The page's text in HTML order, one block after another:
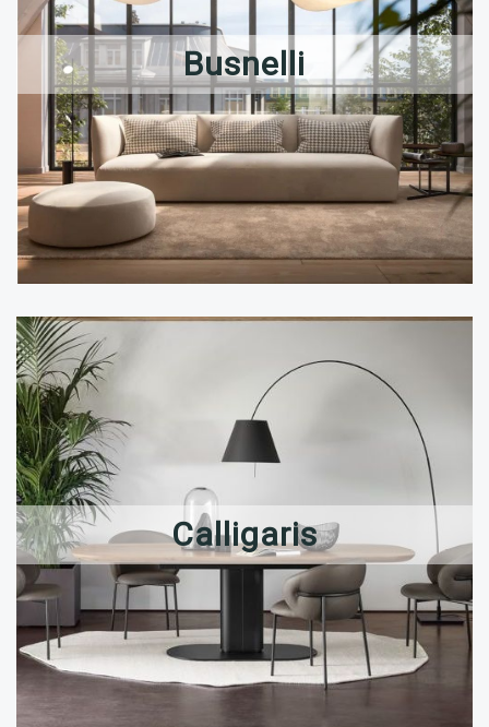
Busnelli
Calligaris